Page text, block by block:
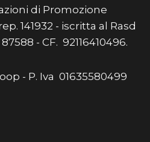
di Promozione
141932 - iscritta al Rasd
- CF. 92116410496.
- P. Iva 01635580499